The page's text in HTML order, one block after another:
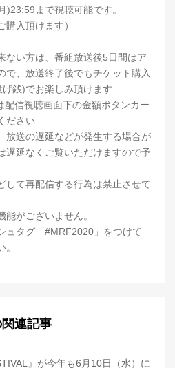
まで視聴可能です。
購入頂けます）
ない方は、番組放送後5日間はア
で、放送終了後でもチケット購入
銭)でお楽しみ頂けます
信視聴画面下の金額ボタンカー
ださい
放送の遅延などが発生する場合が
遅延なくご覧いただけますので予
て再配信する行為は禁止させて
がございません。
ュタグ「#MRF2020」をつけて
連記事
』が今年も6月10日（水）に